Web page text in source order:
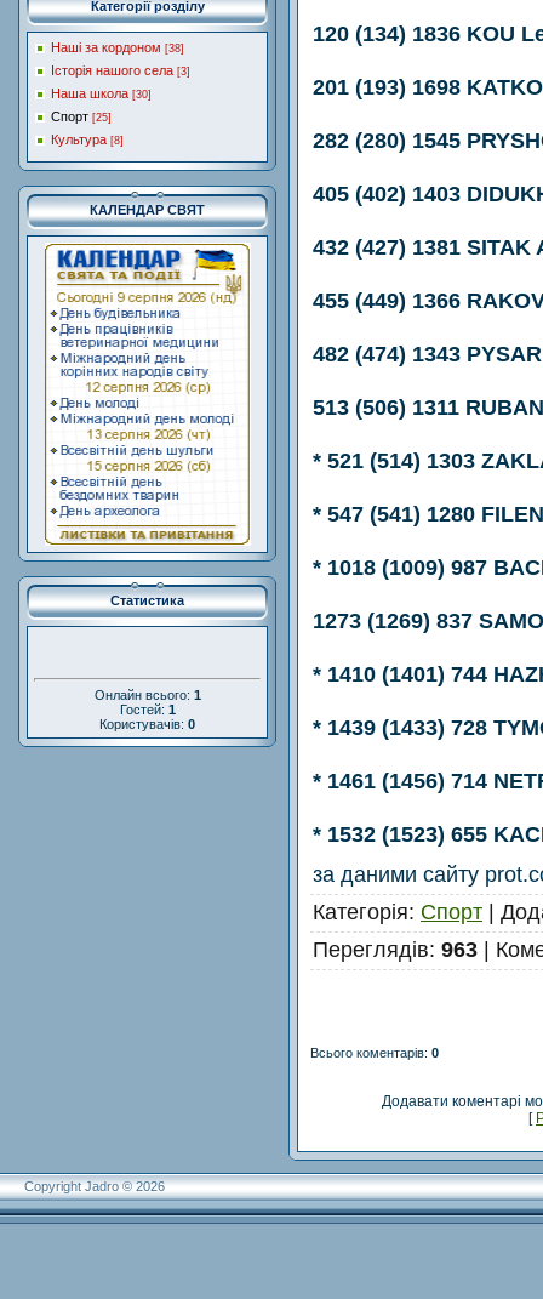
Категорії розділу
Наші за кордоном [38]
Історія нашого села [3]
Наша школа [30]
Спорт [25]
Культура [8]
КАЛЕНДАР СВЯТ
Статистика
Онлайн всього: 1
Гостей: 1
Користувачів: 0
120 (134) 1836 KOU
201 (193) 1698
282 (280) 1545
405 (402) 1403
432 (427) 1381 SITAK
455 (449) 1366
482 (474) 1343
513 (506) 1311
* 521 (514) 1303
* 547 (541) 1280
* 1018 (1009) 987
1273 (1269) 837
* 1410 (1401) 744
* 1439 (1433) 728
* 1461 (1456) 714
* 1532 (1523) 655
за даними сайту
Категорія: Спорт |
Переглядів: 963 |
Всього коментарів: 0
Додавати коментарі
[
Copyright Jadro © 2026